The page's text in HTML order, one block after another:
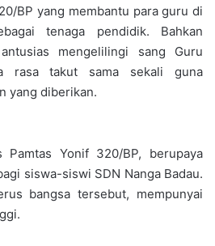
BP yang membantu para guru di
tenaga pendidik. Bahkan
mengelilingi sang Guru
rasa takut sama sekali guna
yang diberikan.
Yonif 320/BP, berupaya
siswa-siswi SDN Nanga Badau.
bangsa tersebut, mempunyai